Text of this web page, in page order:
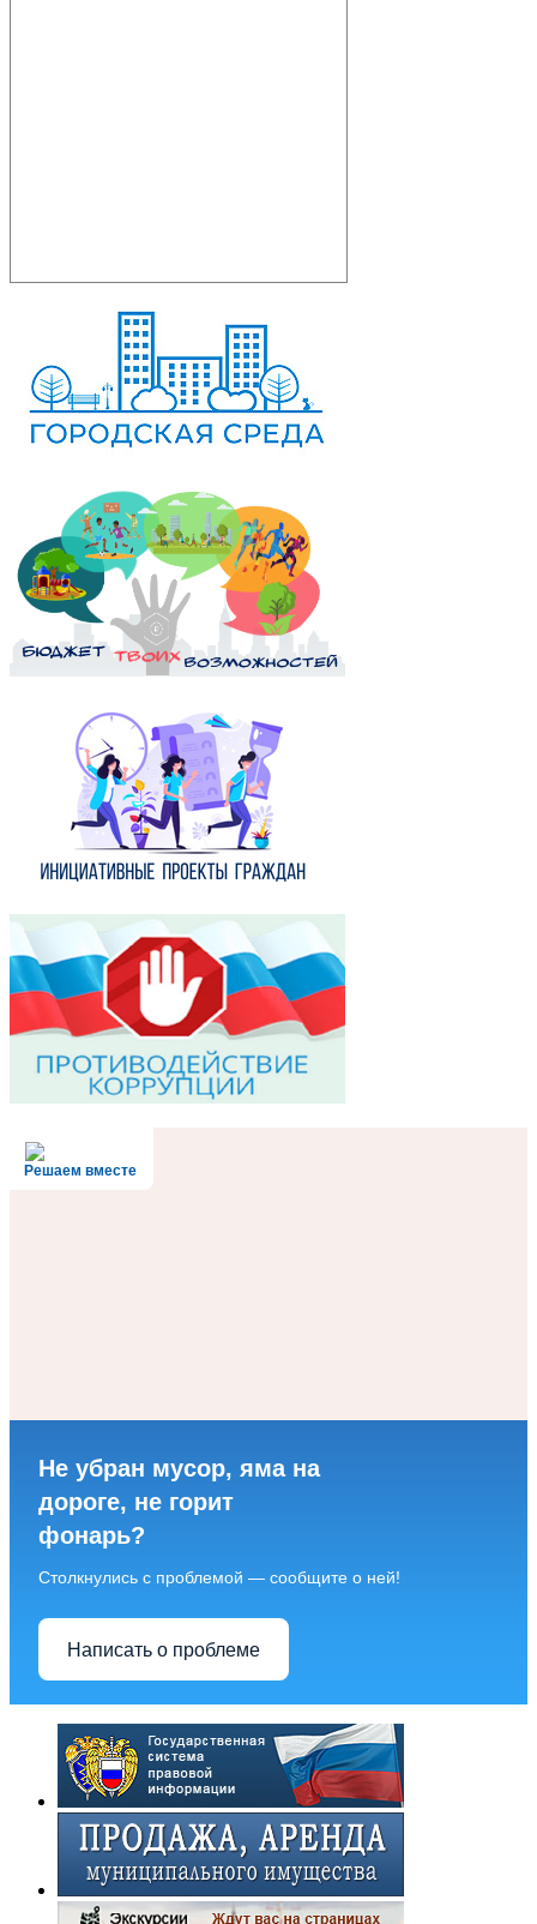
Решаем вместе
Не убран мусор, яма на
дороге, не горит
фонарь?
Столкнулись с проблемой — сообщите о ней!
Написать о проблеме